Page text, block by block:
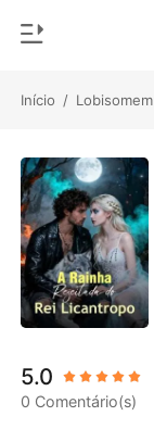
Início / Lobisomem
Loja
Histórico
Sair
Baixar App
Gênero
Moderno
Lobisomem
Contos
Bilionários
5.0
0 Comentário(s)